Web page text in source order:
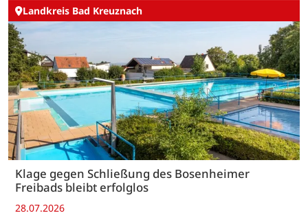
Landkreis Bad Kreuznach
Klage gegen Schließung des Bosenheimer
Freibads bleibt erfolglos
28.07.2026